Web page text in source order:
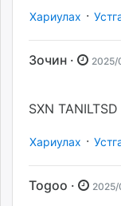
Хариулах ·
Зочин · 2025/
SXN
Хариулах ·
Togoo · 2025/